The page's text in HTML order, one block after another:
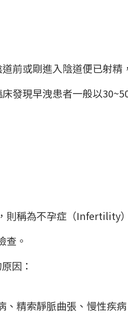
前或剛進入陰道便已射精
發現早洩患者一般以
則稱為不孕症（Infertility）
查。
因：
精索靜脈曲張、慢性疾